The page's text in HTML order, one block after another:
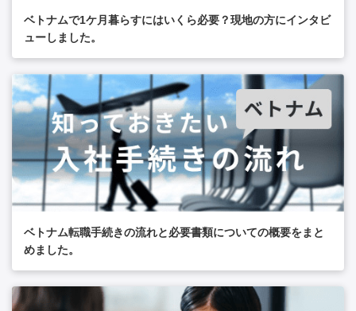
ベトナムで1ケ月暮らすにはいくら必要？現地の方にインタビ
ューしました。
ベトナム転職手続きの流れと必要書類についての概要をまと
めました。